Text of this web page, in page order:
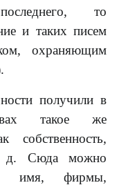
то
и таких писем
охраняющим
получили в
такое же
собственность,
д. Сюда можно
имя, фирмы,